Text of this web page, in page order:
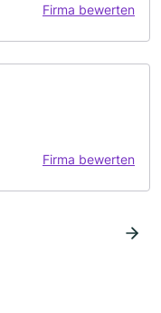
Firma bewerten
Firma bewerten